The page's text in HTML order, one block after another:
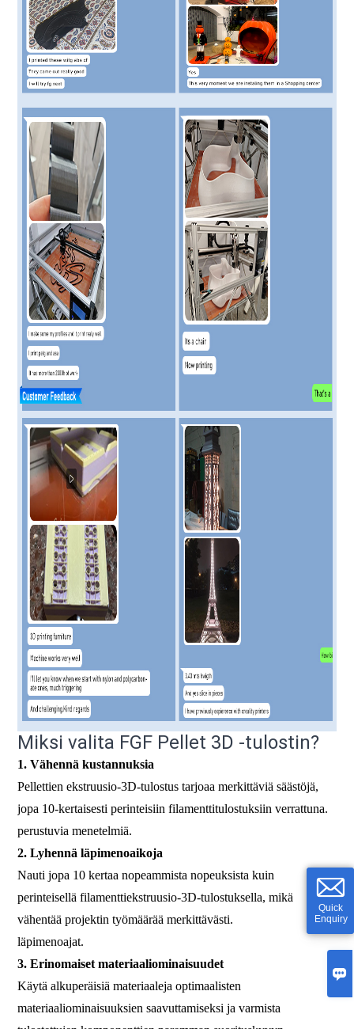

Quick
Enquiry
Miksi valita FGF Pellet 3D -tulostin?
1. Vähennä kustannuksia
Pellettien ekstruusio-3D-tulostus tarjoaa merkittäviä säästöjä,
jopa 10-kertaisesti perinteisiin filamenttitulostuksiin verrattuna.
perustuvia menetelmiä.
2. Lyhennä läpimenoaikoja
Nauti jopa 10 kertaa nopeammista nopeuksista kuin
perinteisellä filamenttiekstruusio-3D-tulostuksella, mikä
vähentää projektin työmäärää merkittävästi.
läpimenoajat.
3. Erinomaiset materiaaliominaisuudet
Käytä alkuperäisiä materiaaleja optimaalisten
materiaaliominaisuuksien saavuttamiseksi ja varmista